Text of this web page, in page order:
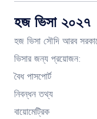
হজ ভিসা ২০২৭
হজ ভিসা সৌদি আরব
ভিসার জন্য প্রয়োজন:
বৈধ পাসপোর্ট
নিবন্ধন তথ্য
বায়োমেট্রিক